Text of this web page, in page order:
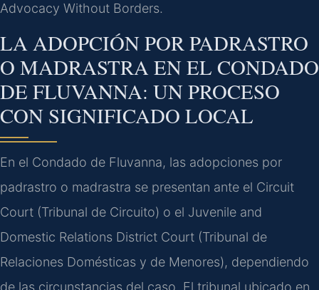
Advocacy Without Borders.
LA ADOPCIÓN POR PADRASTRO
O MADRASTRA EN EL CONDADO
DE FLUVANNA: UN PROCESO
CON SIGNIFICADO LOCAL
En el Condado de Fluvanna, las adopciones por
padrastro o madrastra se presentan ante el Circuit
Court (Tribunal de Circuito) o el Juvenile and
Domestic Relations District Court (Tribunal de
Relaciones Domésticas y de Menores), dependiendo